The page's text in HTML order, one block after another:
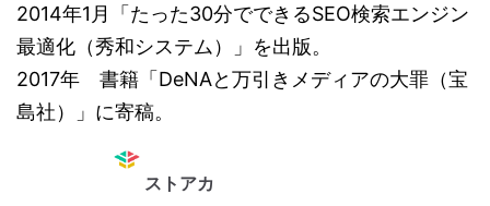
2014年1月「たった30分でできるSEO検索エンジン
最適化（秀和システム）」を出版。
2017年 書籍「DeNAと万引きメディアの大罪（宝
島社）」に寄稿。
ストアカ